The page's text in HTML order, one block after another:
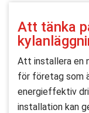
Att tänka
Att installera en
för företag som
energieffektiv
installation kan